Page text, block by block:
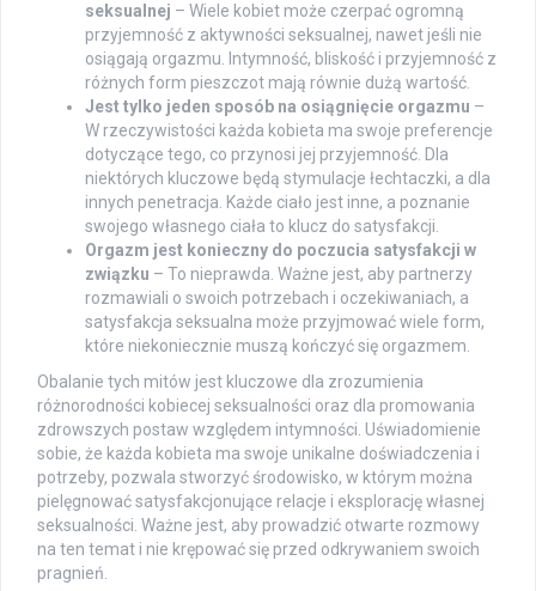
seksualnej – Wiele kobiet może czerpać ogromną
przyjemność z aktywności seksualnej, nawet jeśli nie
osiągają orgazmu. Intymność, bliskość i przyjemność z
różnych form pieszczot mają równie dużą wartość.
Jest tylko jeden sposób na osiągnięcie orgazmu –
W rzeczywistości każda kobieta ma swoje preferencje
dotyczące tego, co przynosi jej przyjemność. Dla
niektórych kluczowe będą stymulacje łechtaczki, a dla
innych penetracja. Każde ciało jest inne, a poznanie
swojego własnego ciała to klucz do satysfakcji.
Orgazm jest konieczny do poczucia satysfakcji w
związku – To nieprawda. Ważne jest, aby partnerzy
rozmawiali o swoich potrzebach i oczekiwaniach, a
satysfakcja seksualna może przyjmować wiele form,
które niekoniecznie muszą kończyć się orgazmem.
Obalanie tych mitów jest kluczowe dla zrozumienia
różnorodności kobiecej seksualności oraz dla promowania
zdrowszych postaw względem intymności. Uświadomienie
sobie, że każda kobieta ma swoje unikalne doświadczenia i
potrzeby, pozwala stworzyć środowisko, w którym można
pielęgnować satysfakcjonujące relacje i eksplorację własnej
seksualności. Ważne jest, aby prowadzić otwarte rozmowy
na ten temat i nie krępować się przed odkrywaniem swoich
pragnień.